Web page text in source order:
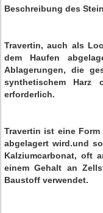
Beschreibung des
Travertin, auch als
dem Haufen
Ablagerungen, die
synthetischem Harz
erforderlich.
Travertin ist eine
abgelagert wird.und
Kalziumcarbonat, oft
einem Gehalt an
Baustoff verwendet.